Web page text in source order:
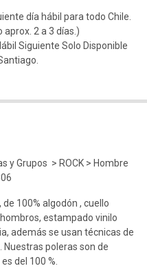
día hábil para todo Chile.
2 a 3 días.)
Siguiente Solo Disponible
y Grupos > ROCK > Hombre
100% algodón , cuello
estampado vinilo
además se usan técnicas de
poleras son de
del 100 %.